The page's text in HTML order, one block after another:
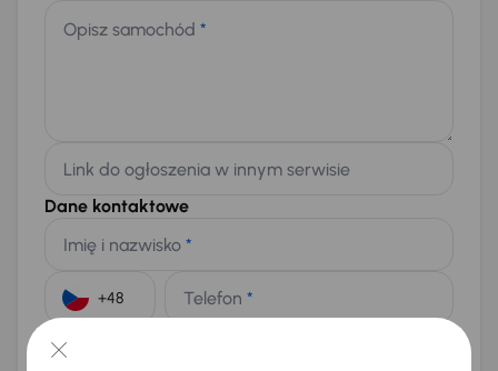
Opisz samochód *
Link do ogłoszenia w innym serwisie
Dane kontaktowe
Imię i nazwisko *
Telefon *
E-mail